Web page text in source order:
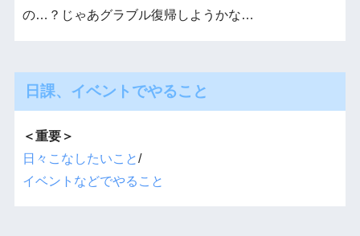
の…？じゃあグラブル復帰しようかな…
日課、イベントでやること
＜重要＞
日々こなしたいこと/
イベントなどでやること